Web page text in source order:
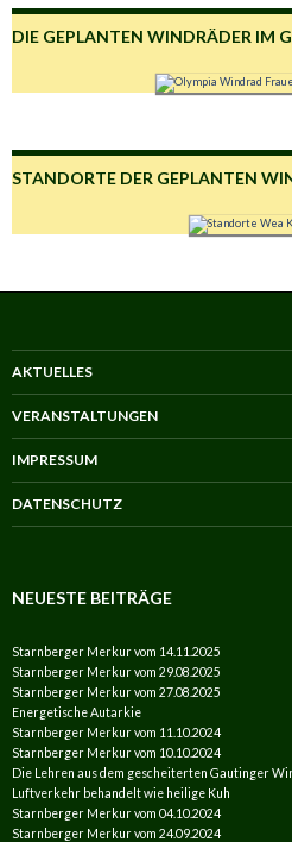
DIE GEPLANTEN WINDRÄDER IM
STANDORTE DER GEPLANTEN
AKTUELLES
VERANSTALTUNGEN
IMPRESSUM
DATENSCHUTZ
NEUESTE BEITRÄGE
Starnberger Merkur vom 14.11.2025
Starnberger Merkur vom 29.08.2025
Starnberger Merkur vom 27.08.2025
Energetische Autarkie
Starnberger Merkur vom 11.10.2024
Starnberger Merkur vom 10.10.2024
Die Lehren aus dem gescheiterten Gautinger
Luftverkehr behandelt wie heilige Kuh
Starnberger Merkur vom 04.10.2024
Starnberger Merkur vom 24.09.2024